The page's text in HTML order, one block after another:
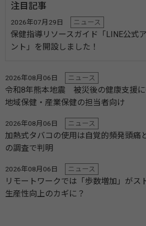
注目記事
2026年07月29日 ニュース
保健指導リソースガイド「LINE公式
ント」を開設しました！
2026年08月06日 ニュース
令和8年熊本地震 被災後の健康支援
地域保健・産業保健の担当者向け
2026年08月06日 ニュース
加熱式タバコの使用は自覚的頻発頭
の調査で判明
2026年08月06日 ニュース
リモートワークでは「歩数増加」がス
生産性向上のカギに？